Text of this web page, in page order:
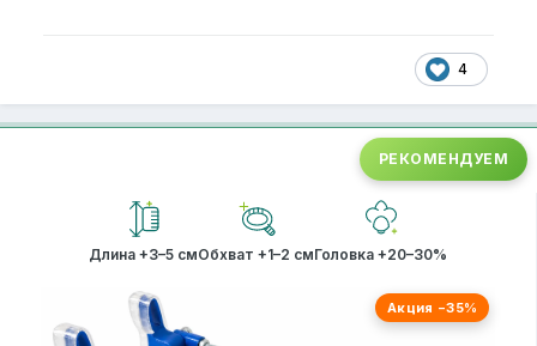
4
РЕКОМЕНДУЕМ
Длина +3–5 смОбхват +1–2 смГоловка +20–30%
Акция −35%